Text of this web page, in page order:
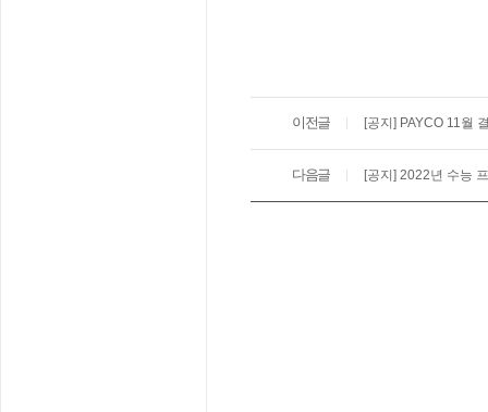
이전글 [공지] PAYCO 11월
다음글 [공지] 2022년 수능